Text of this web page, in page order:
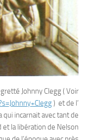
Johnny Clegg ( Voir
) et de l’
incarnait avec tant de
et la libération de Nelson